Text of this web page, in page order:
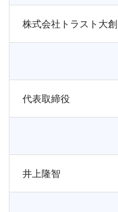
株式会社トラスト大創
代表取締役
井上隆智